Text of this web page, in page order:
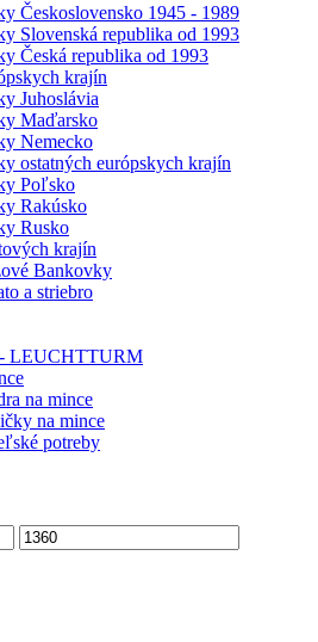
Československo 1945 - 1989
Slovenská republika od 1993
Česká republika od 1993
krajín
Juhoslávia
Maďarsko
Nemecko
ostatných európskych krajín
Poľsko
Rakúsko
Rusko
krajín
Bankovky
a striebro
- LEUCHTTURM
na mince
na mince
potreby
Maximálna
cena